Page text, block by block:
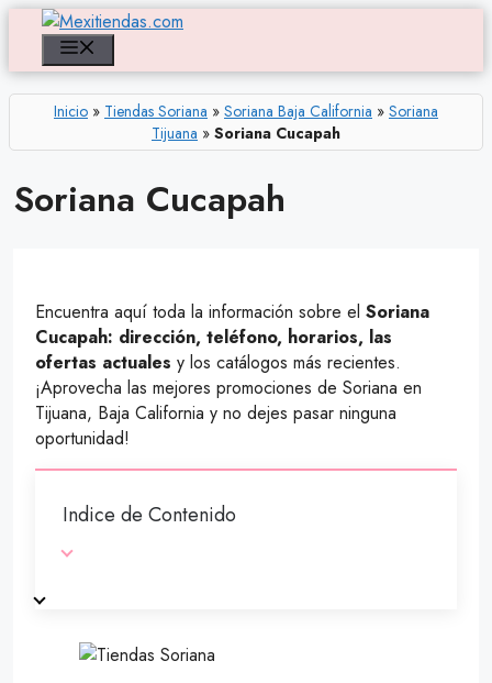
Saltar
contenido
Inicio » Tiendas Soriana » Soriana Baja California » Soriana
Tijuana » Soriana Cucapah
Soriana Cucapah
Encuentra aquí toda la información sobre el Soriana
Cucapah: dirección, teléfono, horarios, las
ofertas actuales y los catálogos más recientes.
¡Aprovecha las mejores promociones de Soriana en
Tijuana, Baja California y no dejes pasar ninguna
oportunidad!
Indice de Contenido